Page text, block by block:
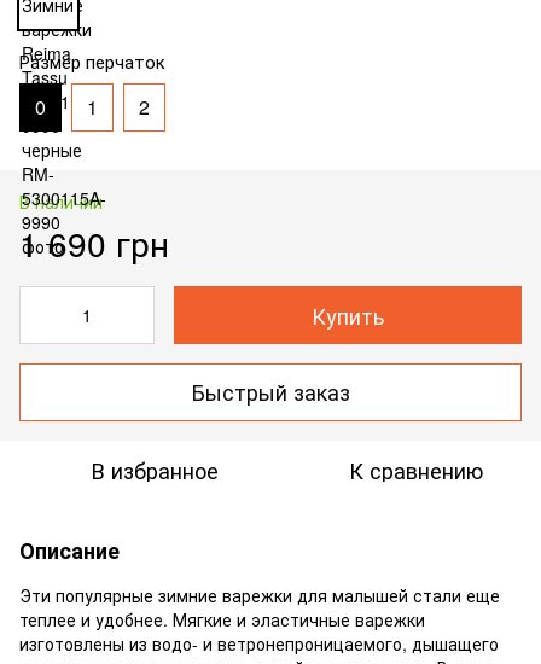
Размер перчаток
0 1 2
В наличии
1 690 грн
Купить
Быстрый заказ
В избранное К сравнению
Описание
Эти популярные зимние варежки для малышей стали еще
теплее и удобнее. Мягкие и эластичные варежки
изготовлены из водо- и ветронепроницаемого, дышащего